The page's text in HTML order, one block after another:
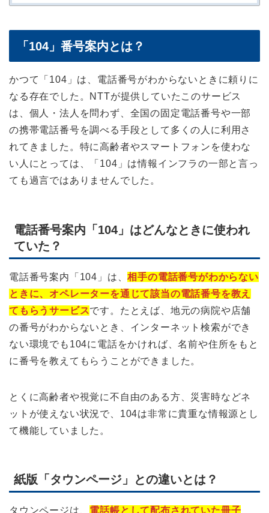
「104」番号案内とは？
かつて「104」は、電話番号がわからないときに頼りに
なる存在でした。NTTが提供していたこのサービス
は、個人・法人を問わず、全国の固定電話番号や一部
の携帯電話番号を調べる手段として多くの人に利用さ
れてきました。特に高齢者やスマートフォンを使わな
い人にとっては、「104」は情報インフラの一部と言っ
ても過言ではありませんでした。
電話番号案内「104」はどんなときに使われ
ていた？
電話番号案内「104」は、相手の電話番号がわからない
ときに、オペレーターを通じて該当の電話番号を教え
てもらうサービスです。たとえば、地元の病院や店舗
の番号がわからないとき、インターネット検索ができ
ない環境でも104に電話をかければ、名前や住所をもと
に番号を教えてもらうことができました。
とくに高齢者や視覚に不自由のある方、災害時などネ
ットが使えない状況で、104は非常に貴重な情報源とし
て機能していました。
紙版「タウンページ」との違いとは？
タウンページは、 電話帳として配布されていた冊子